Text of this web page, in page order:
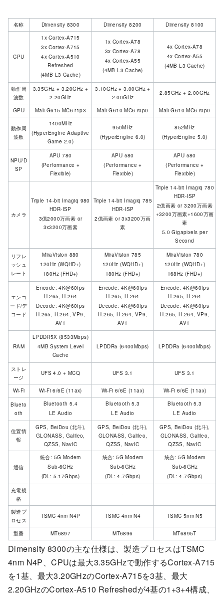
名称 Dimensity 8300 Dimensity 8200 Dimensity 8100
CPU
1x Cortex-A715
3x Cortex-A715
4x Cortex-A510
Refreshed
(4MB L3 Cache)
1x Cortex-A78
3x Cortex-A78
4x Cortex-A55
(4MB L3 Cache)
4x Cortex-A78
4x Cortex-A55
(4MB L3 Cache)
動作周
波数
3.35GHz + 3.20GHz +
2.20GHz
3.10GHz + 3.00GHz +
2.00GHz
2.85GHz + 2.00GHz
GPU Mali-G615 MC6 r1p3 Mali-G610 MC6 r0p0 Mali-G610 MC6 r0p0
動作周
波数
1400MHz
(HyperEngine Adaptive
Game 2.0)
950MHz
(HyperEngine 6.0)
852MHz
(HyperEngine 5.0)
NPU/D
SP
APU 780
(Performance +
Flexible)
APU 580
(Performance +
Flexible)
APU 580
(Performance +
Flexible)
カメラ
Triple 14-bit Imagiq 980
HDR-ISP
3億2000万画素 or
3x3200万画素
Triple 14-bit Imagiq 785
HDR-ISP
2億画素 or 3x3200万画
素
Triple 14-bit Imagiq 780
HDR-ISP
2億画素 or 3200万画素
+3200万画素+1600万画
素
5.0 Gigapixels per
Second
リフレ
ッシュ
レート
MiraVision 880
120Hz (WQHD+)
180Hz (FHD+)
MiraVision 785
120Hz (WQHD+)
180Hz (FHD+)
MiraVision 780
120Hz (WQHD+)
168Hz (FHD+)
エンコ
ード/デ
コード
Encode: 4K@60fps
H.265, H.264
Decode: 4K@60fps
H.265, H.264, VP9,
AV1
Encode: 4K@60fps
H.265, H.264
Decode: 4K@60fps
H.265, H.264, VP9,
AV1
Encode: 4K@60fps
H.265, H.264
Decode: 4K@60fps
H.265, H.264, VP9,
AV1
RAM
LPDDR5X (8533Mbps)
4MB System Level
Cache
LPDDR5 (6400Mbps) LPDDR5 (6400Mbps)
ストレ
ージ
UFS 4.0 + MCQ UFS 3.1 UFS 3.1
Wi-Fi Wi-Fi 6/6E (11ax) Wi-Fi 6/6E (11ax)
Wi-Fi 6/6E (11ax)
Blueto
oth
Bluetooth 5.4
LE Audio
Bluetooth 5.3
LE Audio
Bluetooth 5.3
LE Audio
位置情
報
GPS, BeiDou (北斗),
GLONASS, Galileo,
QZSS, NavIC
GPS, BeiDou (北斗),
GLONASS, Galileo,
QZSS, NavIC
GPS, BeiDou (北斗),
GLONASS, Galileo,
QZSS, NavIC
通信
統合: 5G Modem
Sub-6GHz
(DL: 5.17Gbps)
統合: 5G Modem
Sub-6GHz
(DL: 4.7Gbps)
統合: 5G Modem
Sub-6GHz
(DL: 4.7Gbps)
充電規
格
- - -
製造プ
ロセス
TSMC 4nm N4P TSMC 4nm N4 TSMC 5nm N5
型番 MT6897 MT6896 MT6895T
Dimensity 8300の主な仕様は、製造プロセスはTSMC
4nm N4P、CPUは最大3.35GHzで動作するCortex-A715
を1基、最大3.20GHzのCortex-A715を3基、最大
2.20GHzのCortex-A510 Refreshedが4基の1+3+4構成、